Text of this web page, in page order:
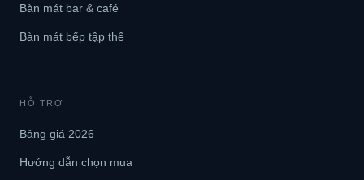
Bàn mát bar & café
Bàn mát bếp tập thể
HỖ TRỢ
Bảng giá 2026
Hướng dẫn chọn mua